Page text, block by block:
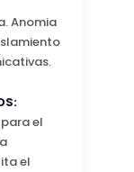
Anomia
para el
el